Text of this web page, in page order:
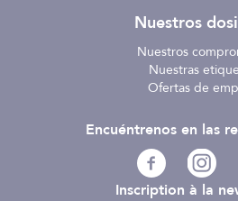
Nuestros
Nuestros
Nuestras
Ofertas de
Inscription à la
Encuéntrenos en las